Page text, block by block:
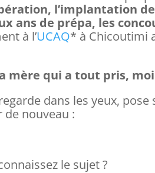
l’implantation
ans de prépa, les
à l’UCAQ* à Chicoutimi
mère qui a tout pris,
dans les yeux,
nouveau :
le sujet ?